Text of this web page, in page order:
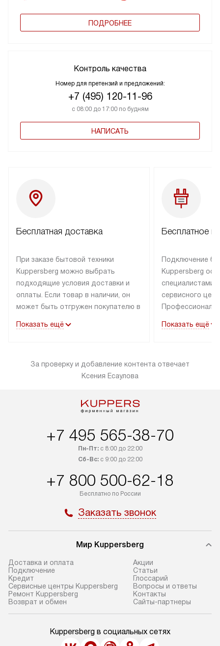
ПОДРОБНЕЕ
Контроль качества
Номер для претензий и предложений:
+7 (495) 120-11-96
с 08:00 до 17:00 по будням
НАПИСАТЬ
Бесплатная доставка
При заказе бытовой техники
Kuppersberg можно выбрать
подходящие условия доставки и
оплаты. Если товар в наличии, он
может быть отгружен покупателю в
специальным лейблом
оплачивается дополнительно.
Возможна доставка товаров по
Показать ещё
Бесплатное
Подключение
Kuppersberg
специалистами
сервисного
эксплуатации
подключается
Показать ещё
За проверку и добавление контента отвечает
Ксения Есаулова
+7 495 565-38-70
Пн-Пт:с 8:00 до 22:00
Сб-Вс:с 9:00 до 22:00
+7 800 500-62-18
Бесплатно по России
Заказать звонок
Мир Kuppersberg
Доставка и оплата
Подключение
Кредит
Сервисные центры Kuppersberg
Ремонт Kuppersberg
Возврат и обмен
Акции
Cтатьи
Глоссарий
Вопросы и ответы
Контакты
Сайты-партнеры
Kuppersberg в социальных сетях